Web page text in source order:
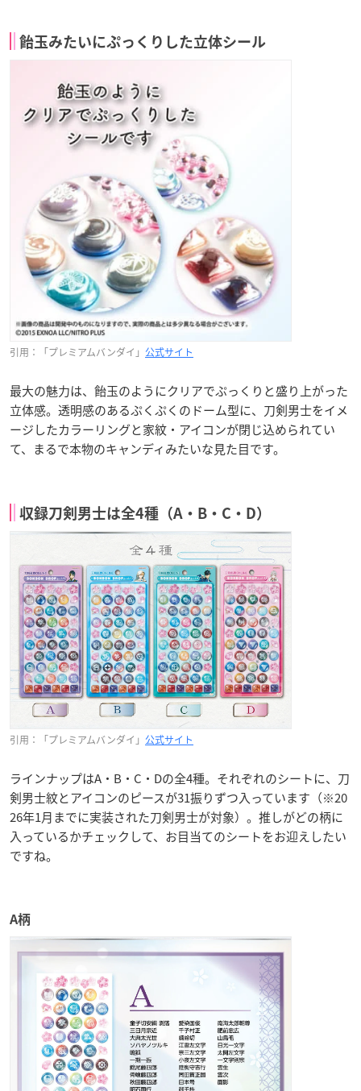
飴玉みたいにぷっくりした立体シール
引用：「プレミアムバンダイ」 公式サイト
最大の魅力は、飴玉のようにクリアでぷっくりと盛り上がった
立体感。透明感のあるぷくぷくのドーム型に、刀剣男士をイメ
ージしたカラーリングと家紋・アイコンが閉じ込められてい
て、まるで本物のキャンディみたいな見た目です。
収録刀剣男士は全4種（A・B・C・D）
引用：「プレミアムバンダイ」 公式サイト
ラインナップはA・B・C・Dの全4種。それぞれのシートに、刀
剣男士紋とアイコンのピースが31振りずつ入っています（※20
26年1月までに実装された刀剣男士が対象）。推しがどの柄に
入っているかチェックして、お目当てのシートをお迎えしたい
ですね。
A柄